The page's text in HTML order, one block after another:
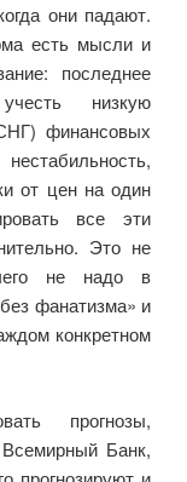
они падают.
есть мысли и
последнее
низкую
финансовых
от цен на один
все эти
Это не
не надо в
фанатизма» и
конкретном
прогнозы,
Банк,